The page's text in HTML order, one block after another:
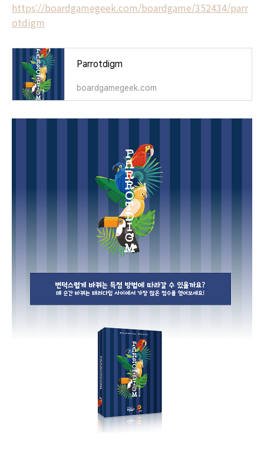
https://boardgamegeek.com/boardgame/352434/parr
otdigm
Parrotdigm
boardgamegeek.com